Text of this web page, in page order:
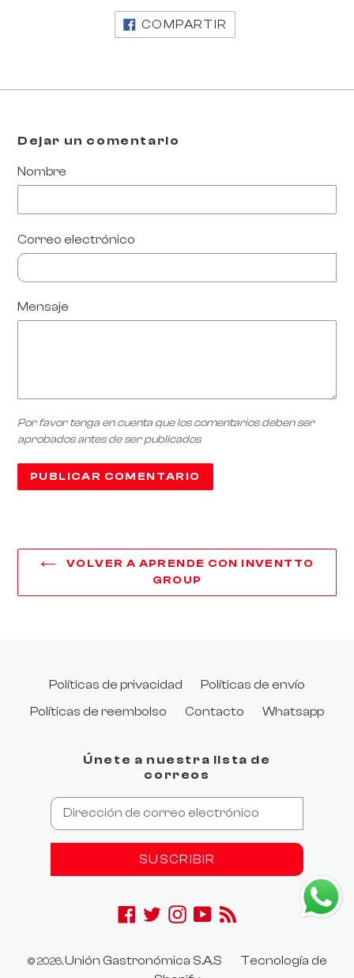
COMPARTIR
EN
Dejar un comentario
Nombre
Correo electrónico
Mensaje
Por favor tenga en cuenta que los comentarios deben ser
aprobados antes de ser publicados
VOLVER A APRENDE CON INVENTTO
GROUP
Políticas de privacidad
Políticas de envío
Políticas de reembolso
Contacto Whatsapp
Únete a nuestra lista de
correos
SUSCRIBIR
Facebook
TwitterInstagram
YouTube
© 2026,Unión Gastronómica S.A.S
Tecnología de
price:contains("0,00") { display: none; }